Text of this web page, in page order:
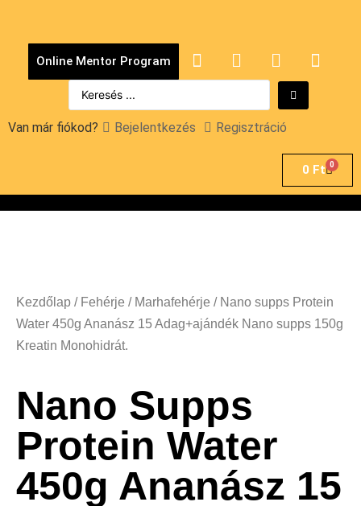
Online Mentor Program
Van már fiókod? Bejelentkezés Regisztráció
0 Ft 0
Kezdőlap / Fehérje / Marhafehérje / Nano supps Protein
Water 450g Ananász 15 Adag+ajándék Nano supps 150g
Kreatin Monohidrát.
Nano Supps
Protein Water
450g Ananász 15